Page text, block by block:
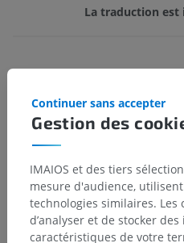
La traduction est
Gestion des
Continuer sans accepter
IMAIOS et des tiers
mesure d'audience,
technologies similaires. Les
d’analyser et de stocker
caractéristiques de votre